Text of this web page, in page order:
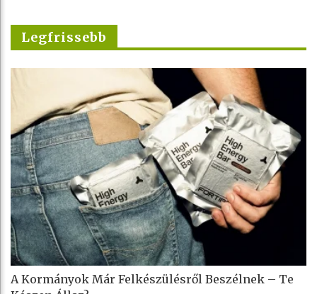
Legfrissebb
A Kormányok Már Felkészülésről Beszélnek – Te